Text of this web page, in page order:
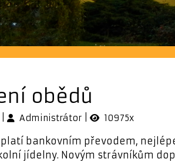
obědů
Administrátor 10975x
platí bankovním převodem,
jídelny. Novým strávníkům